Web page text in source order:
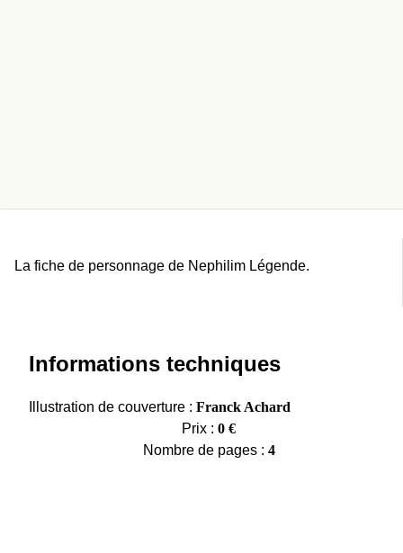
La fiche de personnage de Nephilim Légende.
Informations techniques
Illustration de couverture : Franck Achard
Prix : 0 €
Nombre de pages : 4